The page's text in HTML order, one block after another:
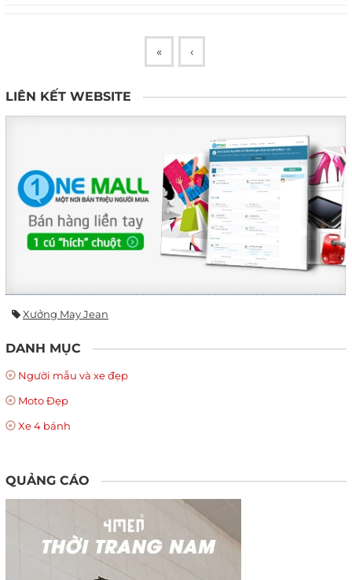
« ‹
LIÊN KẾT WEBSITE
Xưởng May Jean
DANH MỤC
Người mẫu và xe đẹp
Moto Đẹp
Xe 4 bánh
QUẢNG CÁO